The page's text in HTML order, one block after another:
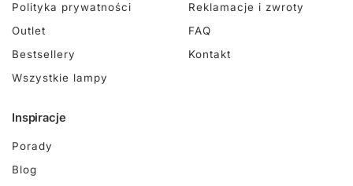
Polityka prywatności
Outlet
Bestsellery
Wszystkie lampy
Reklamacje i zwroty
FAQ
Kontakt
Inspiracje
Porady
Blog